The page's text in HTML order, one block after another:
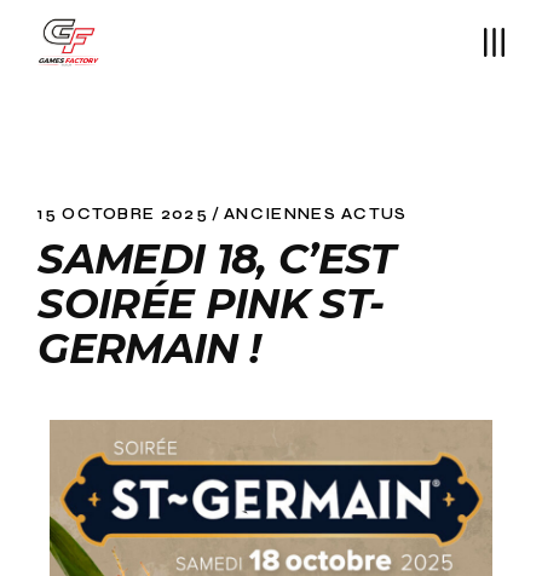
15 OCTOBRE 2025 ANCIENNES ACTUS
SAMEDI 18, C’EST
SOIRÉE PINK ST-
GERMAIN !